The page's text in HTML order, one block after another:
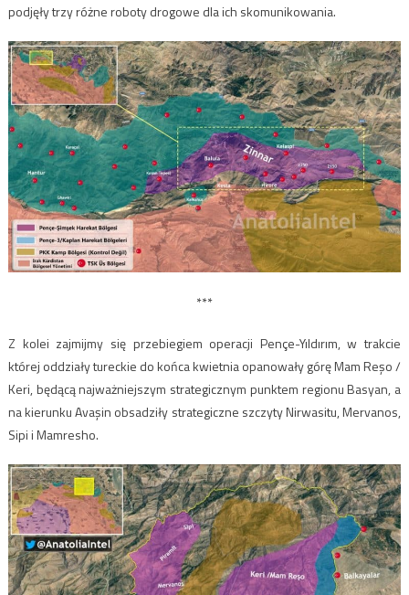
podjęły trzy różne roboty drogowe dla ich skomunikowania.
***
Z kolei zajmijmy się przebiegiem operacji Pençe-Yıldırım, w trakcie
której oddziały tureckie do końca kwietnia opanowały górę Mam Reşo /
Keri, będącą najważniejszym strategicznym punktem regionu Basyan, a
na kierunku Avaşin obsadziły strategiczne szczyty Nirwasitu, Mervanos,
Sipi i Mamresho.